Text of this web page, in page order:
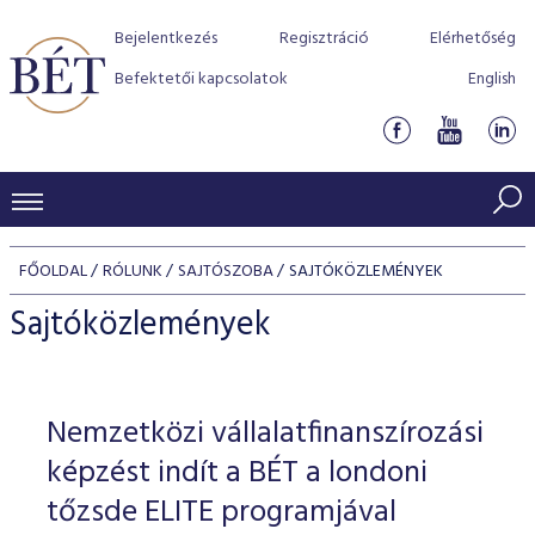
Bejelentkezés Regisztráció
Elérhetőség
Befektetői kapcsolatok
English
KERESKEDÉSI ADATOK
INDEXEK
Jelzáloglevél indexek
Vállalati kötvény indexek
Azonnali Piac
Részvények
Származékos piac
BEFEKTETŐK
Részvény szekció
Hitelpapír szekció
BÉT szabályzatok
Befektetővédelem
Alkalmazott díjstruktúra
Elszámolás
Részvény és vállalati kötvény tőzsdei bevezetését
program
BÉT Xtend - Részvénypiac egyszerűen
TŐZSDETAGOK
Tőzsdetagok, üzletkötők
VENDOROK
FŐOLDAL RÓLUNK SAJTÓSZOBA SAJTÓKÖZLEMÉNYEK
Sajtóközlemények
Nemzetközi vállalatfinanszírozási
képzést indít a BÉT a londoni
tőzsde ELITE programjával